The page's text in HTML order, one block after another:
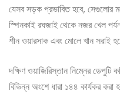
যেসব সড়ক প্রভাবিত হবে, সেগুলোর
স্পিনকাই রঘজাই থেকে নজর খেল
শীন ওয়ারসাক এবং মোলে খান সরাই
দক্ষিণ ওয়াজিরিস্তান নিম্নের ডেপুটি
বিভিন্ন অংশে ধারা ১৪৪ কার্যকর